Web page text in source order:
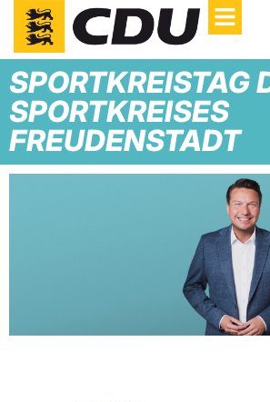
SPORTKREISTAG
SPORTKREISES
FREUDENSTADT